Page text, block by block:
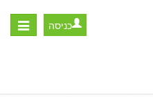
Toggle
כניסה